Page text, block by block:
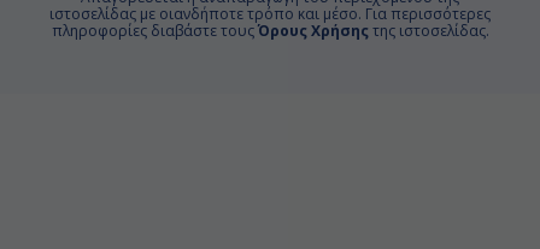
ιστοσελίδας με οιανδήποτε τρόπο και μέσο. Για περισσότερες
πληροφορίες διαβάστε τουςΌρους Χρήσηςτης ιστοσελίδας.